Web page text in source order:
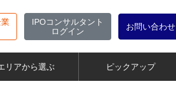
IPOコンサルタント
ログイン
お問い合わせ
リアから選ぶ ピックアップ